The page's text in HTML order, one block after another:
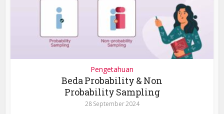
Pengetahuan
Beda Probability & Non
Probability Sampling
28 September 2024